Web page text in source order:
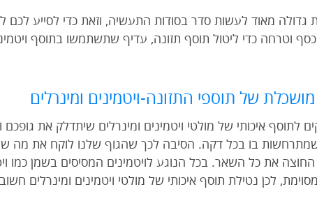
גדולה מאוד לעשות סדר בסודות התעשיה, וזאת כדי לסייע
וטרחה כדי ליטול תוסף תזונה, עדיף שתשתמשו בתוסף
של תוספי התזונה-ויטמינים ומינרלים
לתוסף איכותי של מולטי ויטמינים ומינרלים שיתדלק את
בו בכל דקה. הסיבה לכך שהגוף שלנו לוקח את מה
לכן נטילת תוסף איכותי של מולטי ויטמינים ומינרלים